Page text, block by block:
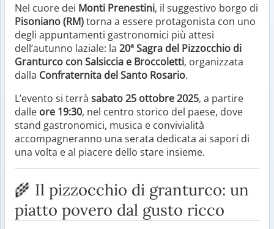
Nel cuore dei Monti Prenestini, il suggestivo borgo di
Pisoniano (RM)torna a essere protagonista con uno
degli appuntamenti gastronomici più attesi
dell’autunno laziale: la 20ª Sagra del Pizzocchio di
Granturco con Salsiccia e Broccoletti, organizzata
dalla Confraternita del Santo Rosario.
L’evento si terrà sabato 25 ottobre 2025, a partire
dalle ore 19:30, nel centro storico del paese, dove
stand gastronomici, musica e convivialità
accompagneranno una serata dedicata ai sapori di
una volta e al piacere dello stare insieme.
🌾 Il pizzocchio di granturco: un
piatto povero dal gusto ricco